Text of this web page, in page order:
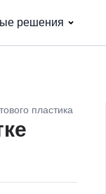
решения
пластика